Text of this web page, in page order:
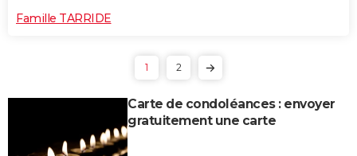
Famille TARRIDE
1 2
Carte de condoléances : envoyer
gratuitement une carte